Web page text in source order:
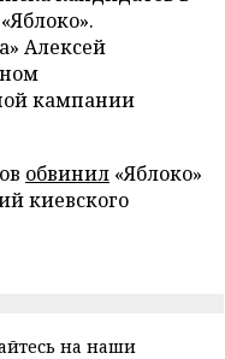
Алексей
кампании
обвинил «Яблоко»
киевского
на наши